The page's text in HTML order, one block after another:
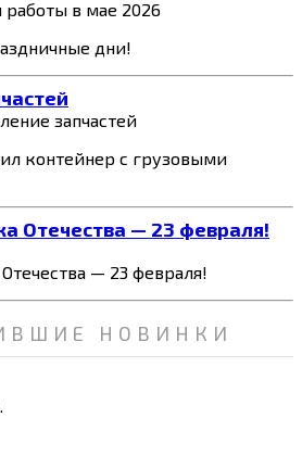
дни!
контейнер с грузовыми
Отечества — 23 февраля!
НОВИНКИ